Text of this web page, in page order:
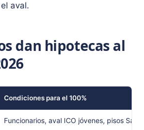
aval.
dan hipotecas al
Condiciones para el 100%
Funcionarios, aval ICO jóvenes, pisos